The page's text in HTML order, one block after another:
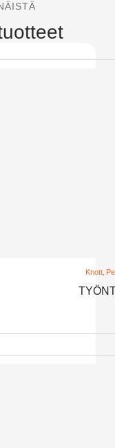
Knott,